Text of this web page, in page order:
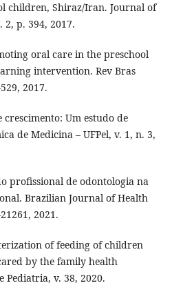
children, Shiraz/Iran. Journal of
2, p. 394, 2017.
oral care in the preschool
intervention. Rev Bras
2017.
crescimento: Um estudo de
de Medicina – UFPel, v. 1, n. 3,
profissional de odontologia na
Brazilian Journal of Health
2021.
of feeding of children
by the family health
Pediatria, v. 38, 2020.